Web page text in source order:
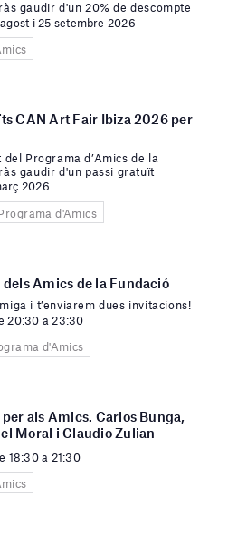
gaudir d'un 20% de descompte
i 25 setembre 2026
CAN Art Fair Ibiza 2026 per
Programa d’Amics de la
gaudir d'un passi gratuït
2026
d'Amics
dels Amics de la Fundació
i t’enviarem dues invitacions!
20:30 a 23:30
d'Amics
als Amics. Carlos Bunga,
Moral i Claudio Zulian
18:30 a 21:30